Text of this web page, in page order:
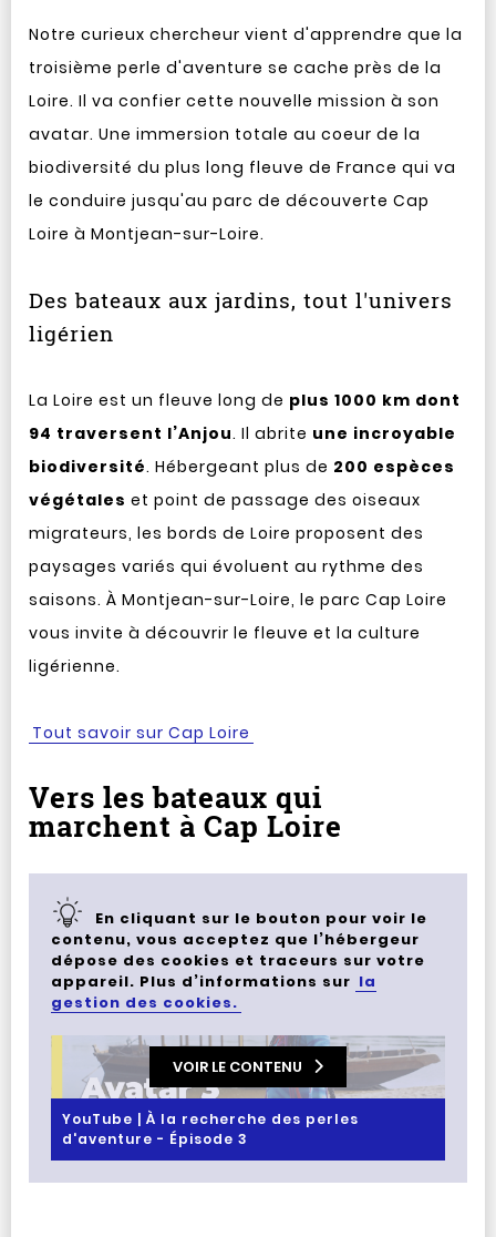
Notre curieux chercheur vient d'apprendre que la
troisième perle d'aventure se cache près de la
Loire. Il va confier cette nouvelle mission à son
avatar. Une immersion totale au coeur de la
biodiversité du plus long fleuve de France qui va
le conduire jusqu'au parc de découverte Cap
Loire à Montjean-sur-Loire.
Des bateaux aux jardins, tout l'univers
ligérien
La Loire est un fleuve long de plus 1000 km dont
94 traversent l’Anjou. Il abrite une incroyable
biodiversité. Hébergeant plus de 200 espèces
végétales et point de passage des oiseaux
migrateurs, les bords de Loire proposent des
paysages variés qui évoluent au rythme des
saisons. À Montjean-sur-Loire, le parc Cap Loire
vous invite à découvrir le fleuve et la culture
ligérienne.
Tout savoir sur Cap Loire
Vers les bateaux qui
marchent à Cap Loire
En cliquant sur le bouton pour voir le
contenu, vous acceptez que l’hébergeur
dépose des cookies et traceurs sur votre
appareil. Plus d’informations sur la
gestion des cookies.
VOIR LE CONTENU
YouTube | À la recherche des perles
d'aventure - Épisode 3